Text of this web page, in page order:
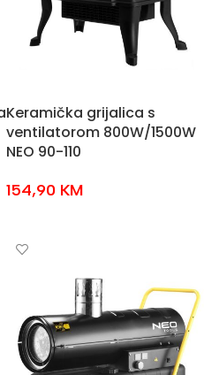
Keramička grijalica s
ventilatorom 800W/1500W
NEO 90-110
154,90 KM